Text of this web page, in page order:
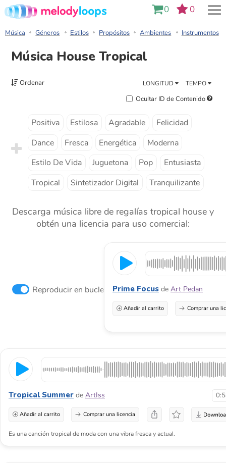
0 0
Música Géneros Estilos Propósitos Ambientes Instrumentos
Música House Tropical
Ordenar LONGITUD TEMPO
Ocultar ID de Contenido
Positiva Estilosa Agradable
Felicidad
Dance
Fresca Energética
Moderna
Estilo De Vida
Juguetona Pop
Entusiasta
Tropical
Sintetizador Digital Tranquilizante
Descarga música libre de regalías tropical house y
obtén una licencia para uso comercial:
Reproducir en bucle Prime Focus de Art Pedan
Añadir al carrito Comprar una
Tropical Summer de ArtIss
Añadir al carrito Comprar una licencia
Es una canción tropical de moda con una vibra fresca y actual.